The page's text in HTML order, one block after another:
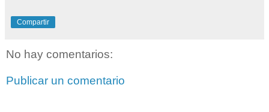
Compartir
No hay comentarios:
Publicar un comentario